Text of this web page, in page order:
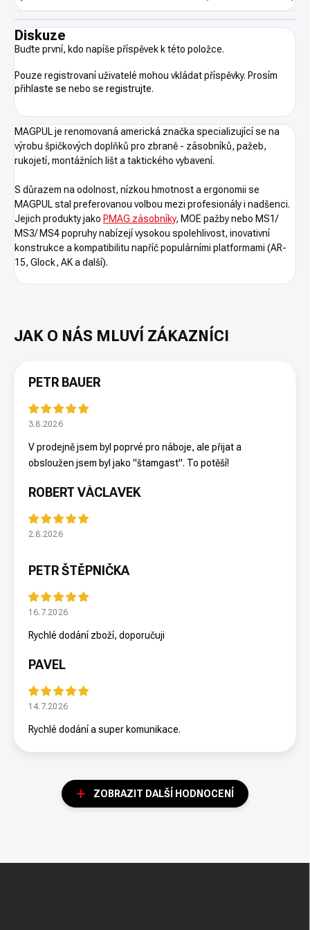
Diskuze
Buďte první, kdo napíše příspěvek k této položce.
Pouze registrovaní uživatelé mohou vkládat příspěvky. Prosím
přihlaste se nebo se registrujte.
MAGPUL je renomovaná americká značka specializující se na
výrobu špičkových doplňků pro zbraně - zásobníků, pažeb,
rukojetí, montážních lišt a taktického vybavení.
S důrazem na odolnost, nízkou hmotnost a ergonomii se
MAGPUL stal preferovanou volbou mezi profesionály i nadšenci.
Jejich produkty jako PMAG zásobníky, MOE pažby nebo MS1/
MS3/ MS4 popruhy nabízejí vysokou spolehlivost, inovativní
konstrukce a kompatibilitu napříč populárními platformami (AR-
15, Glock, AK a další).
PETR BAUER
3.8.2026
V prodejně jsem byl poprvé pro náboje, ale přijat a
obsloužen jsem byl jako "štamgast". To potěší!
ROBERT VÁCLAVEK
2.8.2026
PETR ŠTĚPNIČKA
16.7.2026
Rychlé dodání zboží, doporučuji
PAVEL
14.7.2026
Rychlé dodání a super komunikace.
ZOBRAZIT DALŠÍ HODNOCENÍ